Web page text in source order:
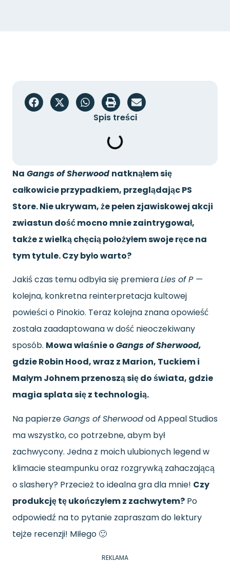
Spis treści
Na Gangs of Sherwood natknąłem się
całkowicie przypadkiem, przeglądając PS
Store. Nie ukrywam, że pełen zjawiskowej akcji
zwiastun dość mocno mnie zaintrygował,
także z wielką chęcią położyłem swoje ręce na
tym tytule. Czy było warto?
Jakiś czas temu odbyła się premieraLies of P —
kolejna, konkretna reinterpretacja kultowej
powieści o Pinokio. Teraz kolejna znana opowieść
została zaadaptowana w dość nieoczekiwany
sposób. Mowa właśnie oGangs of Sherwood,
gdzie Robin Hood, wraz z Marion, Tuckiem i
Małym Johnem przenoszą się do świata, gdzie
magia splata się z technologią.
Na papierzeGangs of Sherwoodod Appeal Studios
ma wszystko, co potrzebne, abym był
zachwycony. Jedna z moich ulubionych legend w
klimacie steampunku oraz rozgrywką zahaczającą
o slashery? Przecież to idealna gra dla mnie! Czy
produkcję tę ukończyłem z zachwytem? Po
odpowiedź na to pytanie zapraszam do lektury
tejże recenzji! MIłego 🙂
REKLAMA